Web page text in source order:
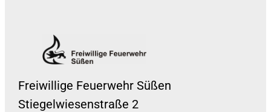
Freiwillige Feuerwehr Süßen
Stiegelwiesenstraße 2